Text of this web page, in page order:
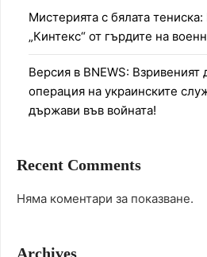
Мистерията с бялата
„Кинтекс“ от гърдите на
Версия в BNEWS: Взривеният
операция на украинските
държави във войната!
Recent Comments
Няма коментари за показване.
Archives